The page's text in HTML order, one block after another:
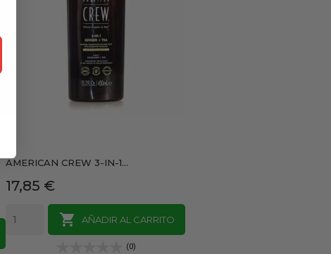
AMERICAN CREW 3-IN-1...
Precio
17,85 €

AÑADIR AL CARRITO
(0)